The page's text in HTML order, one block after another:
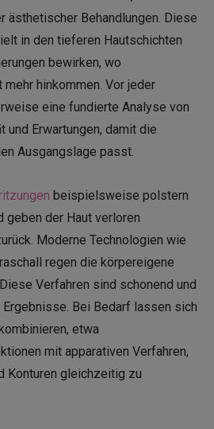
ästhetischer Behandlungen. Diese
in den tieferen Hautschichten
bewirken, wo
hinkommen. Vor jeder
eine fundierte Analyse von
und Erwartungen, damit die
Ausgangslage passt.
beispielsweise polstern
geben der Haut verloren
Moderne Technologien wie
regen die körpereigene
Verfahren sind schonend und
Bei Bedarf lassen sich
etwa
mit apparativen Verfahren,
Konturen gleichzeitig zu